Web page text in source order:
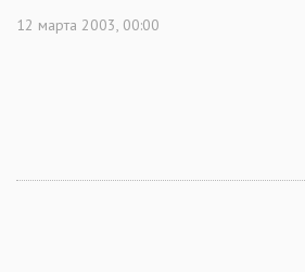
12 марта 2003, 00:00